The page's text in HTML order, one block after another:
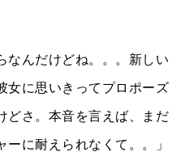
なんだけどね。。。新しい
女に思いきってプロポーズ
どさ。本音を言えば、まだ
に耐えられなくて。。」